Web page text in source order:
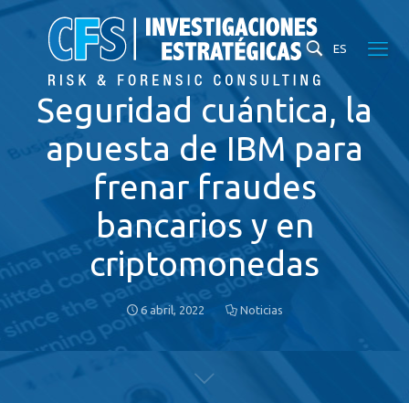
ES
Seguridad cuántica, la
apuesta de IBM para
frenar fraudes
bancarios y en
criptomonedas
6 abril, 2022 Noticias